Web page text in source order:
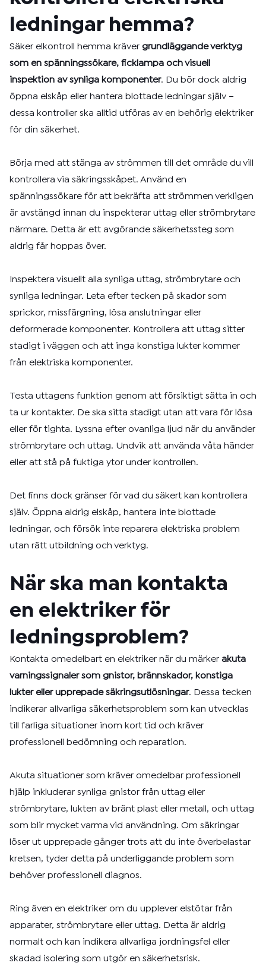
ledningar hemma?
Säker elkontroll hemma kräver grundläggande verktyg
som en spänningssökare, ficklampa och visuell
inspektion av synliga komponenter. Du bör dock aldrig
öppna elskåp eller hantera blottade ledningar själv –
dessa kontroller ska alltid utföras av en behörig elektriker
för din säkerhet.
Börja med att stänga av strömmen till det område du vill
kontrollera via säkringsskåpet. Använd en
spänningssökare för att bekräfta att strömmen verkligen
är avstängd innan du inspekterar uttag eller strömbrytare
närmare. Detta är ett avgörande säkerhetssteg som
aldrig får hoppas över.
Inspektera visuellt alla synliga uttag, strömbrytare och
synliga ledningar. Leta efter tecken på skador som
sprickor, missfärgning, lösa anslutningar eller
deformerade komponenter. Kontrollera att uttag sitter
stadigt i väggen och att inga konstiga lukter kommer
från elektriska komponenter.
Testa uttagens funktion genom att försiktigt sätta in och
ta ur kontakter. De ska sitta stadigt utan att vara för lösa
eller för tighta. Lyssna efter ovanliga ljud när du använder
strömbrytare och uttag. Undvik att använda våta händer
eller att stå på fuktiga ytor under kontrollen.
Det finns dock gränser för vad du säkert kan kontrollera
själv. Öppna aldrig elskåp, hantera inte blottade
ledningar, och försök inte reparera elektriska problem
utan rätt utbildning och verktyg.
När ska man kontakta
en elektriker för
ledningsproblem?
Kontakta omedelbart en elektriker när du märker akuta
varningssignaler som gnistor, brännskador, konstiga
lukter eller upprepade säkringsutlösningar. Dessa tecken
indikerar allvarliga säkerhetsproblem som kan utvecklas
till farliga situationer inom kort tid och kräver
professionell bedömning och reparation.
Akuta situationer som kräver omedelbar professionell
hjälp inkluderar synliga gnistor från uttag eller
strömbrytare, lukten av bränt plast eller metall, och uttag
som blir mycket varma vid användning. Om säkringar
löser ut upprepade gånger trots att du inte överbelastar
kretsen, tyder detta på underliggande problem som
behöver professionell diagnos.
Ring även en elektriker om du upplever elstötar från
apparater, strömbrytare eller uttag. Detta är aldrig
normalt och kan indikera allvarliga jordningsfel eller
skadad isolering som utgör en säkerhetsrisk.